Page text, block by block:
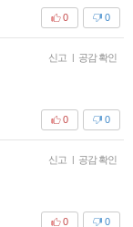
0
0
신고 | 공감 확인
0
0
신고 | 공감 확인
0
0